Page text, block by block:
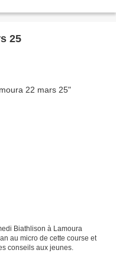
25
Biathlison à Lamoura
au micro de cette course et
conseils aux jeunes.